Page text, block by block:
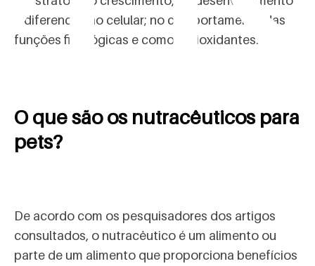
e diferenciação celular; no comportamento das
funções fisiológicas e como antioxidantes.
O que são os nutracêuticos para
pets?
De acordo com os pesquisadores dos artigos
consultados, o nutracêutico é um alimento ou
parte de um alimento que proporciona benefícios